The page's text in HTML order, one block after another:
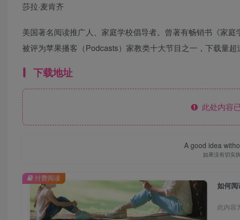
莎拉·麦肯齐
美国著名阅读推广人、家庭学校倡导者。曾著有畅销书《家
被评为苹果播客（Podcasts）家教类十大节目之一，下载量超
下载地址
此处内容
A good idea
如果没有切实
此内容
付费阅读